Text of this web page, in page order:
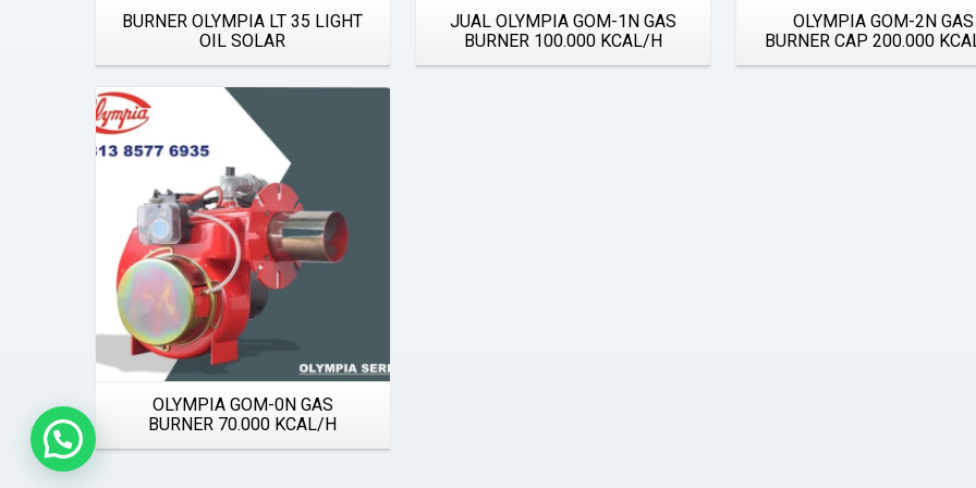
BURNER OLYMPIA LT 35 LIGHT
OIL SOLAR
JUAL OLYMPIA GOM-1N GAS
BURNER 100.000 KCAL/H
OLYMPIA GOM-2N GAS
BURNER CAP 200.000
OLYMPIA GOM-0N GAS
BURNER 70.000 KCAL/H